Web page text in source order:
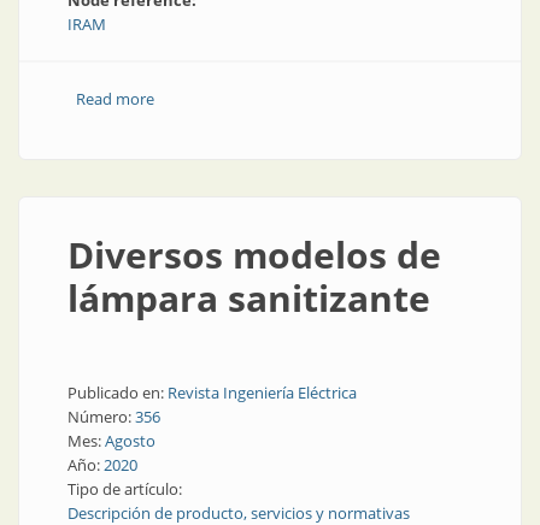
IRAM
Read moreabout El aporte de IRAM a la industria
Diversos modelos de
lámpara sanitizante
Publicado en: Revista Ingeniería Eléctrica
Número:356
Mes:Agosto
Año:2020
Tipo de artículo:
Descripción de producto, servicios y normativas